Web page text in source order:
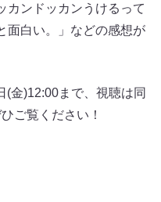
カンドッカンうけるって
面白い。」などの感想が
金)12:00まで、視聴は同
ご覧ください！